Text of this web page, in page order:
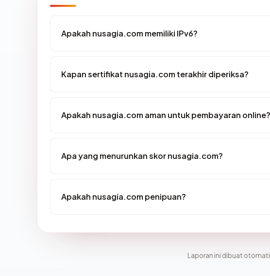
Apakah nusagia.com memiliki IPv6?
Kapan sertifikat nusagia.com terakhir diperiksa?
Apakah nusagia.com aman untuk pembayaran online?
Apa yang menurunkan skor nusagia.com?
Apakah nusagia.com penipuan?
Laporan ini dibuat